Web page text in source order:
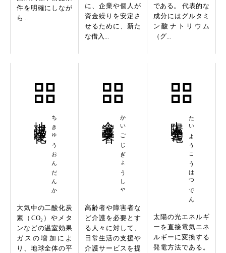
件を明確にしなが
ら...
に、企業や個人が
資金繰りを安定さ
せるために、新た
な借入...
である。 代表的な
成分にはグルタミ
ン酸ナトリウム
（グ...
ちきゅうおんだんか
大気中の二酸化炭
素（CO₂）やメタ
ンなどの温室効果
ガスの増加によ
り、地球全体の平
かいごじぎょうしゃ
高齢者や障害者な
ど介護を必要とす
る人々に対して、
日常生活の支援や
介護サービスを提
たいようこうはつでん
太陽の光エネルギ
ーを直接電気エネ
ルギーに変換する
発電方法である。